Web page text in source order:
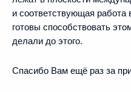
и соответствующая
готовы способствовать
делали до этого.
Спасибо Вам ещё раз за